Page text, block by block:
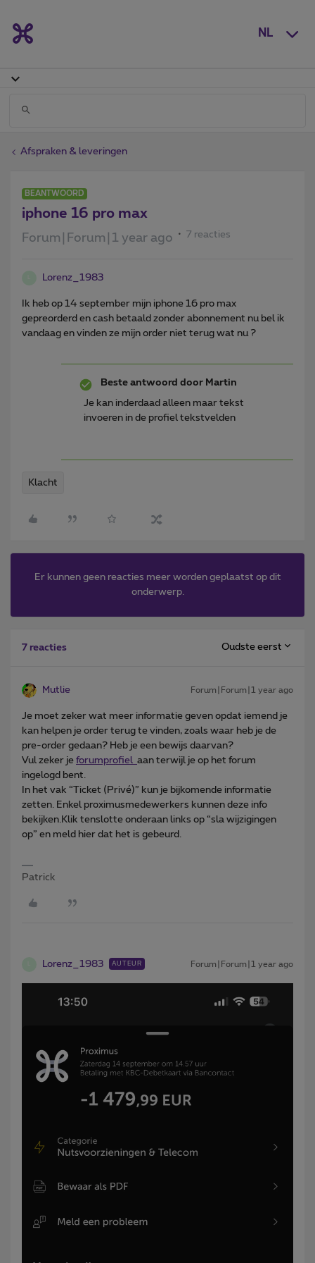
NL
Afspraken & leveringen
BEANTWOORD
iphone 16 pro max
Forum|Forum|1 year ago 7 reacties
Lorenz_1983
Ik heb op 14 september mijn iphone 16 pro max
gepreorderd en cash betaald zonder abonnement nu bel ik
vandaag en vinden ze mijn order niet terug wat nu ?
Beste antwoord door Martin
Je kan inderdaad alleen maar tekst
invoeren in de profiel tekstvelden
Klacht
Er kunnen geen reacties meer worden geplaatst op dit
onderwerp.
7 reacties Oudste eerst
Mutlie Forum|Forum|1 year ago
Je moet zeker wat meer informatie geven opdat iemend je
kan helpen je order terug te vinden, zoals waar heb je de
pre-order gedaan? Heb je een bewijs daarvan?
Vul zeker je forumprofiel aan terwijl je op het forum
ingelogd bent.
In het vak “Ticket (Privé)” kun je bijkomende informatie
zetten. Enkel proximusmedewerkers kunnen deze info
bekijken.Klik tenslotte onderaan links op “sla wijzigingen
op” en meld hier dat het is gebeurd.
Patrick
Lorenz_1983 AUTEUR Forum|Forum|1 year ago